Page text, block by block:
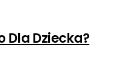
Dla Dziecka?